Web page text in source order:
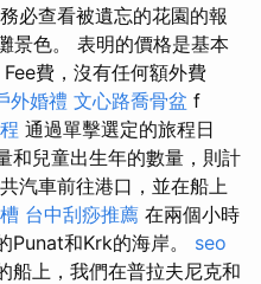
必查看被遺忘的花園的報
景色。 表明的價格是基本
Fee費，沒有任何額外費
外婚禮 文心路喬骨盆 f
通過單擊選定的旅程日
和兒童出生年的數量，則計
汽車前往港口，並在船上
台中刮痧推薦 在兩個小時
Punat和Krk的海岸。 seo
船上，我們在普拉夫尼克和